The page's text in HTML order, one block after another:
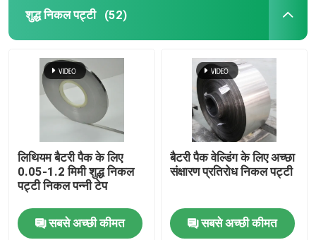
लिथियम बैटरी कनेक्टर
बैटरी बसबार कनेक्टर
निकल मढ़वाया कॉपर बस बार
टिन पन्नी रोल
लीड टिन सुरमा पन्नी
शुद्ध निकल पट्टी (52)
लिथियम बैटरी पैक के लिए
0.05-1.2 मिमी शुद्ध निकल
पट्टी निकल पन्नी टेप
सबसे अच्छी कीमत
बैटरी पैक वेल्डिंग के लिए अच्छा
संक्षारण प्रतिरोध निकल पट्टी
सबसे अच्छी कीमत